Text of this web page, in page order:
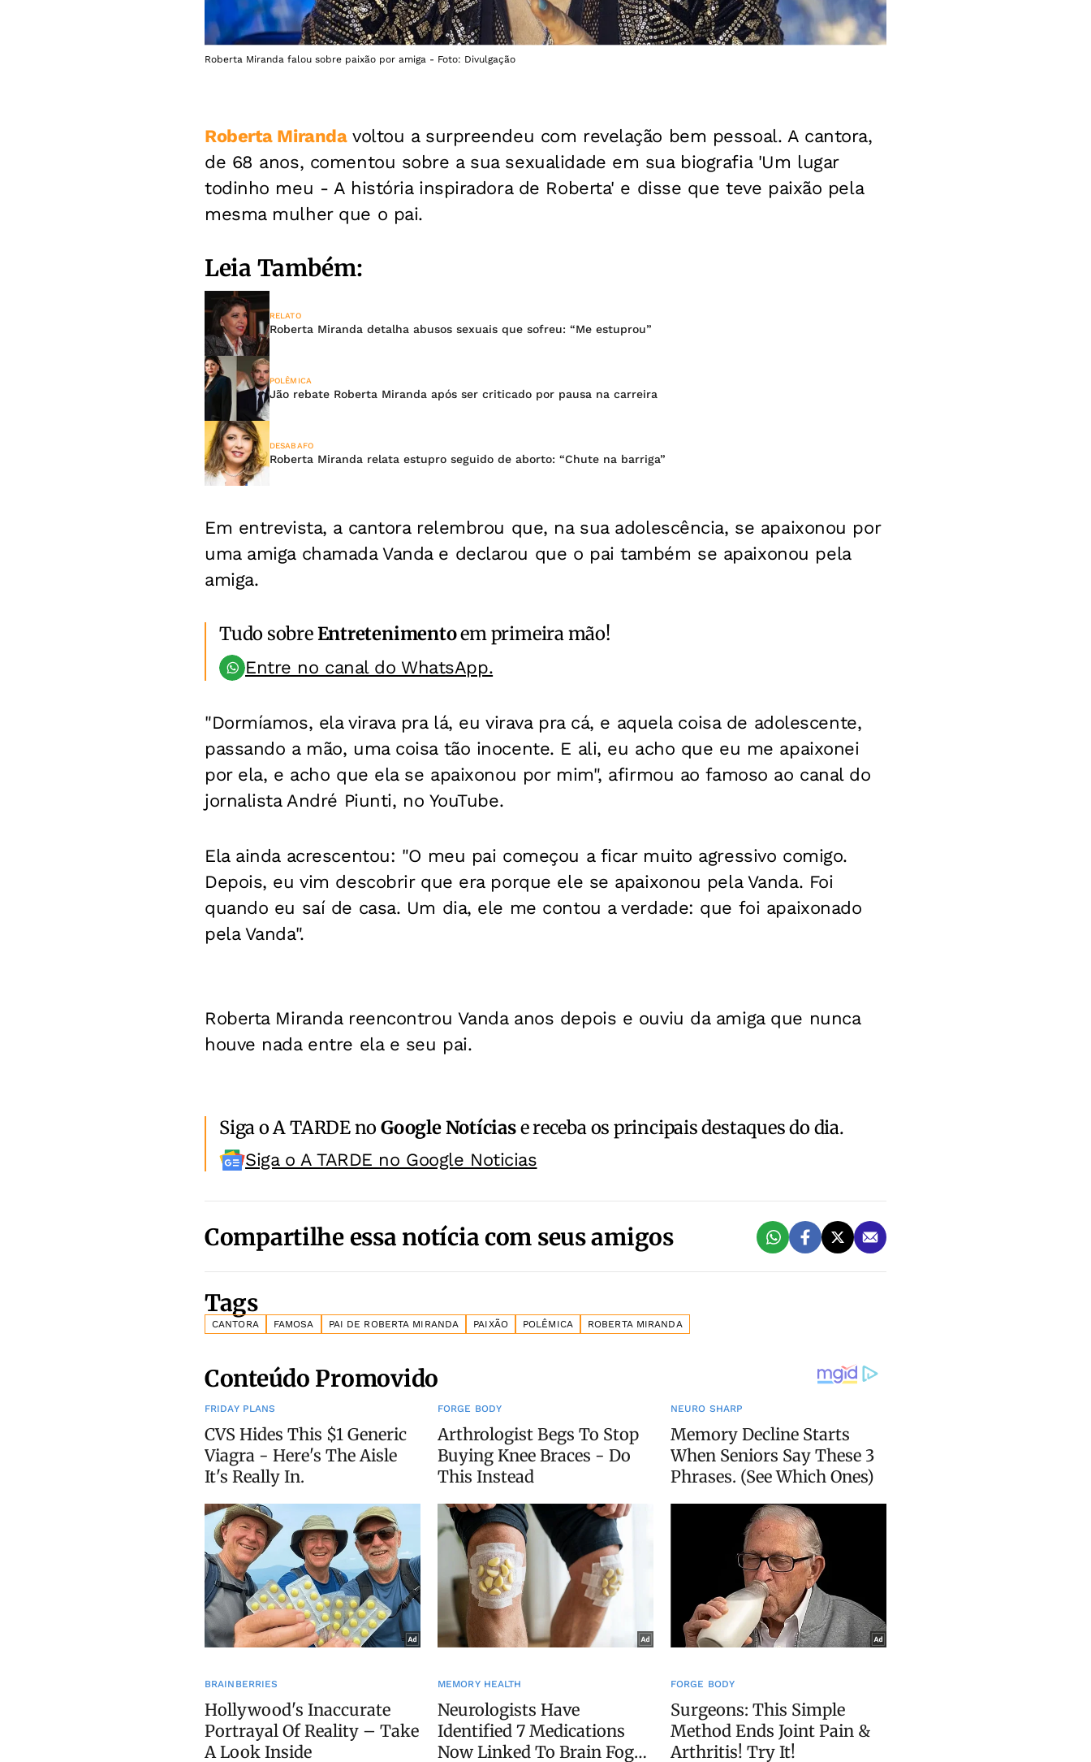
Roberta Miranda falou sobre paixão por amiga - Foto: Divulgação
Roberta Mirandavoltou a surpreendeu com revelação bem pessoal. A cantora,
de 68 anos, comentou sobre a sua sexualidade em sua biografia 'Um lugar
todinho meu - A história inspiradora de Roberta' e disse que teve paixão pela
mesma mulher que o pai.
Leia Também:
RELATO
Roberta Miranda detalha abusos sexuais que sofreu: “Me estuprou”
POLÊMICA
Jão rebate Roberta Miranda após ser criticado por pausa na carreira
DESABAFO
Roberta Miranda relata estupro seguido de aborto: “Chute na barriga”
Em entrevista, a cantora relembrou que, na sua adolescência, se apaixonou por
uma amiga chamada Vanda e declarou que o pai também se apaixonou pela
amiga.
Tudo sobreEntretenimentoem primeira mão!
Entre no canal do WhatsApp.
"Dormíamos, ela virava pra lá, eu virava pra cá, e aquela coisa de adolescente,
passando a mão, uma coisa tão inocente. E ali, eu acho que eu me apaixonei
por ela, e acho que ela se apaixonou por mim", afirmou ao famoso ao canal do
jornalista André Piunti, no YouTube.
Ela ainda acrescentou: "O meu pai começou a ficar muito agressivo comigo.
Depois, eu vim descobrir que era porque ele se apaixonou pela Vanda. Foi
quando eu saí de casa. Um dia, ele me contou a verdade: que foi apaixonado
pela Vanda".
Roberta Miranda reencontrou Vanda anos depois e ouviu da amiga que nunca
houve nada entre ela e seu pai.
Siga o A TARDE noGoogle Notíciase receba os principais destaques do dia.
Siga o A TARDE no Google Noticias
Compartilhe essa notícia com seus amigos
Tags
CANTORA FAMOSA PAI DE ROBERTA MIRANDA PAIXÃO POLÊMICA ROBERTA MIRANDA